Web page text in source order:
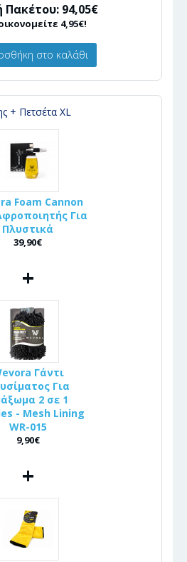
Πακέτου: 94,05€
4,95€!
στο καλάθι
+ Πετσέτα XL
Foam Cannon
Για
Πλυστικά
39,90€
+
Γάντι
Για
2 σε 1
- Mesh Lining
WR-015
9,90€
+